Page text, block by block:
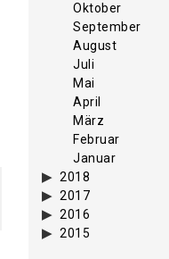
Oktober
September
August
Juli
Mai
April
März
Februar
Januar
2018
2017
2016
2015